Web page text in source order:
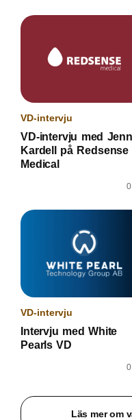
VD-intervju
VD-intervju med
Kardell på Redsense
Medical
0
VD-intervju
Intervju med White
Pearls VD
0
Läs mer om